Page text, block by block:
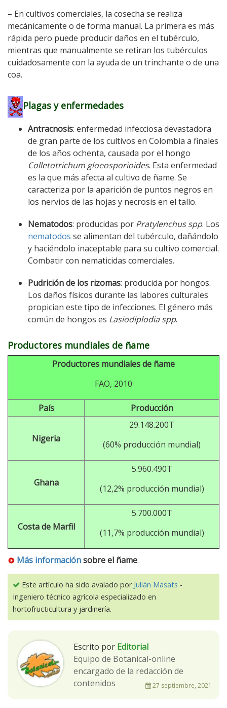
– En cultivos comerciales, la cosecha se realiza
mecánicamente o de forma manual. La primera es más
rápida pero puede producir daños en el tubérculo,
mientras que manualmente se retiran los tubérculos
cuidadosamente con la ayuda de un trinchante o de una
coa.
Plagas y enfermedades
Antracnosis: enfermedad infecciosa devastadora
de gran parte de los cultivos en Colombia a finales
de los años ochenta, causada por el hongo
Colletotrichum gloeosporioides. Esta enfermedad
es la que más afecta al cultivo de ñame. Se
caracteriza por la aparición de puntos negros en
los nervios de las hojas y necrosis en el tallo.
Nematodos: producidas por Pratylenchus spp. Los
nematodos se alimentan del tubérculo, dañándolo
y haciéndolo inaceptable para su cultivo comercial.
Combatir con nematicidas comerciales.
Pudrición de los rizomas: producida por hongos.
Los daños físicos durante las labores culturales
propician este tipo de infecciones. El género más
común de hongos es Lasiodiplodia spp.
Productores mundiales de ñame
Productores mundiales de ñame
FAO, 2010
País Producción
Nigeria
29.148.200T
(60% producción mundial)
Ghana
5.960.490T
(12,2% producción mundial)
Costa de Marfil
5.700.000T
(11,7% producción mundial)
Más informaciónsobreel ñame.
Este artículo ha sido avalado por Julián Masats -
Ingeniero técnico agrícola especializado en
hortofructicultura y jardinería.
Escrito por Editorial
Equipo de Botanical-online
encargado de la redacción de
contenidos
27 septiembre, 2021